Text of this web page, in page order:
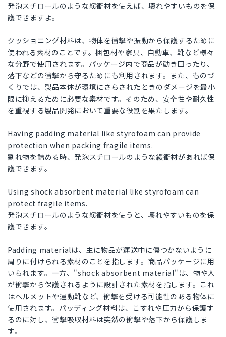
発泡スチロールのような緩衝材を使えば、壊れやすいものを保
護できますよ。
クッショニング材料は、物体を衝撃や振動から保護するために
使われる素材のことです。梱包材や家具、自動車、靴など様々
な分野で使用されます。パッケージ内で商品が動き回ったり、
落下などの衝撃から守るためにも利用されます。また、ものづ
くりでは、製品本体が環境にさらされたときのダメージを最小
限に抑えるために必要な素材です。そのため、安全性や耐久性
を重視する製品開発において重要な役割を果たします。
Having padding material like styrofoam can provide
protection when packing fragile items.
割れ物を詰める時、発泡スチロールのような緩衝材があれば保
護できます。
Using shock absorbent material like styrofoam can
protect fragile items.
発泡スチロールのような緩衝材を使うと、壊れやすいものを保
護できます。
Padding materialは、主に物品が運送中に傷つかないように
周りに付けられる素材のことを指します。商品パッケージに用
いられます。一方、"shock absorbent material"は、物や人
が衝撃から保護されるように設計された素材を指します。これ
はヘルメットや運動靴など、衝撃を受ける可能性のある物体に
使用されます。パッディング材料は、こすれや圧力から保護す
るのに対し、衝撃吸収材料は突然の衝撃や落下から保護しま
す。